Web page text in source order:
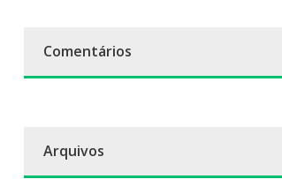
Comentários
Arquivos